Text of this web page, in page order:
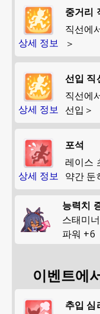
상세 정보
중거리
직선에
＞
상세 정보
선입 직
직선에
선입＞
상세 정보
포석
레이스
약간 둔
능력치
스태미너
파워 +6
이벤트에
추입 심